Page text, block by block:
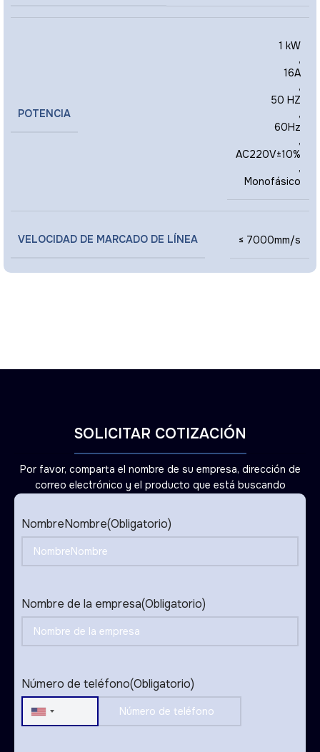
POTENCIA
1 kW
,
16A
,
50 HZ
,
60Hz
,
AC220V±10%
,
Monofásico
VELOCIDAD DE MARCADO DE LÍNEA ≤ 7000mm/s
SOLICITAR COTIZACIÓN
Por favor, comparta el nombre de su empresa, dirección de
correo electrónico y el producto que está buscando
NombreNombre(Obligatorio)
Nombre de la empresa(Obligatorio)
Número de teléfono(Obligatorio)
United